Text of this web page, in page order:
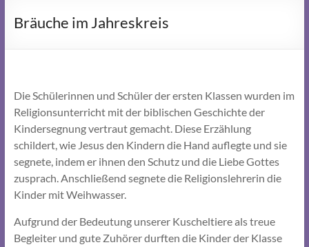
Bräuche im Jahreskreis
Die Schülerinnen und Schüler der ersten Klassen wurden im
Religionsunterricht mit der biblischen Geschichte der
Kindersegnung vertraut gemacht. Diese Erzählung
schildert, wie Jesus den Kindern die Hand auflegte und sie
segnete, indem er ihnen den Schutz und die Liebe Gottes
zusprach. Anschließend segnete die Religionslehrerin die
Kinder mit Weihwasser.
Aufgrund der Bedeutung unserer Kuscheltiere als treue
Begleiter und gute Zuhörer durften die Kinder der Klasse